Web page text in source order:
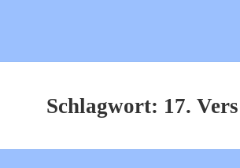
Schlagwort: 17. Vers